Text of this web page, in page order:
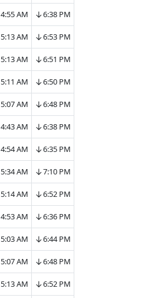
4:55 AM ↓6:38 PM
5:13 AM ↓6:53 PM
5:13 AM ↓6:51 PM
5:11 AM ↓6:50 PM
5:07 AM ↓6:48 PM
4:43 AM ↓6:38 PM
4:54 AM ↓6:35 PM
5:34 AM ↓7:10 PM
5:14 AM ↓6:52 PM
4:53 AM ↓6:36 PM
5:03 AM ↓6:44 PM
5:07 AM ↓6:48 PM
5:13 AM ↓6:52 PM